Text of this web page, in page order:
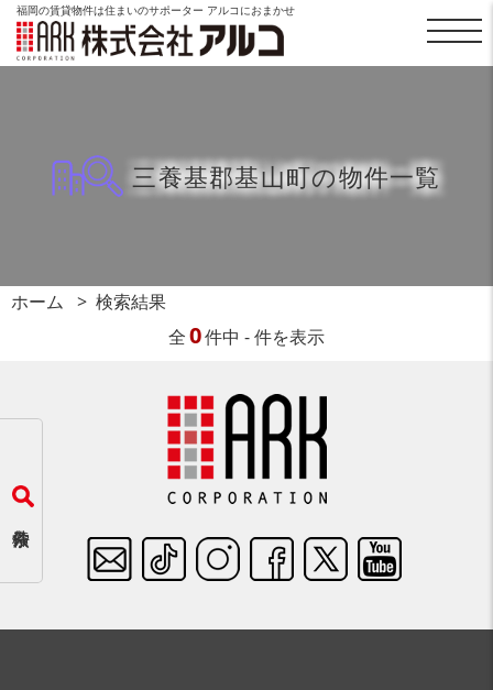
福岡の賃貸物件は住まいのサポーター アルコにおまかせ
三養基郡基山町の物件一覧
ホーム
検索結果
全0件中 - 件を表示